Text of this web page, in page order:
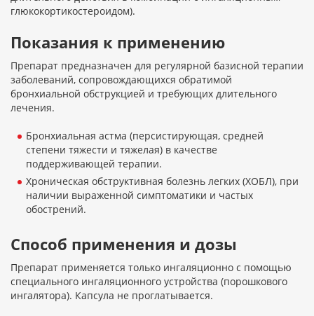
глюкокортикостероидом).
Показания к применению
Препарат предназначен для регулярной базисной терапии
заболеваний, сопровождающихся обратимой
бронхиальной обструкцией и требующих длительного
лечения.
Бронхиальная астма (персистирующая, средней
степени тяжести и тяжелая) в качестве
поддерживающей терапии.
Хроническая обструктивная болезнь легких (ХОБЛ), при
наличии выраженной симптоматики и частых
обострений.
Способ применения и дозы
Препарат применяется только ингаляционно с помощью
специального ингаляционного устройства (порошкового
ингалятора). Капсула не проглатывается.